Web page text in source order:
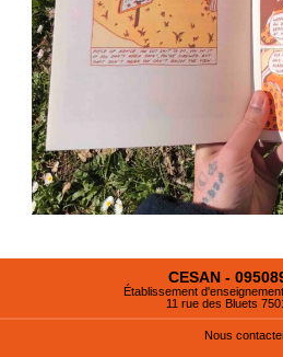
CESAN -
Établissement
11 rue des Bluets
Nous